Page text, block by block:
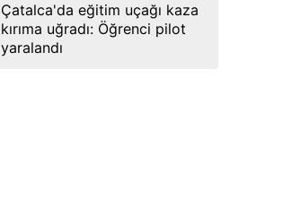
Çatalca'da eğitim uçağı kaza
kırıma uğradı: Öğrenci pilot
yaralandı